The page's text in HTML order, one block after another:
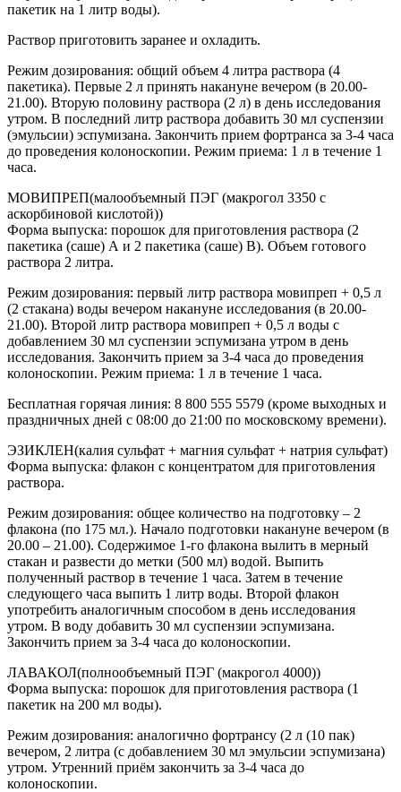
пакетик на 1 литр воды).
Раствор приготовить заранее и охладить.
Режим дозирования: общий объем 4 литра раствора (4
пакетика). Первые 2 л принять накануне вечером (в 20.00-
21.00). Вторую половину раствора (2 л) в день исследования
утром. В последний литр раствора добавить 30 мл суспензии
(эмульсии) эспумизана. Закончить прием фортранса за 3-4 часа
до проведения колоноскопии. Режим приема: 1 л в течение 1
часа.
МОВИПРЕП(малообъемный ПЭГ (макрогол 3350 с
аскорбиновой кислотой))
Форма выпуска: порошок для приготовления раствора (2
пакетика (саше) А и 2 пакетика (саше) В). Объем готового
раствора 2 литра.
Режим дозирования: первый литр раствора мовипреп + 0,5 л
(2 стакана) воды вечером накануне исследования (в 20.00-
21.00). Второй литр раствора мовипреп + 0,5 л воды с
добавлением 30 мл суспензии эспумизана утром в день
исследования. Закончить прием за 3-4 часа до проведения
колоноскопии. Режим приема: 1 л в течение 1 часа.
Бесплатная горячая линия: 8 800 555 5579 (кроме выходных и
праздничных дней с 08:00 до 21:00 по московскому времени).
ЭЗИКЛЕН(калия сульфат + магния сульфат + натрия сульфат)
Форма выпуска: флакон с концентратом для приготовления
раствора.
Режим дозирования: общее количество на подготовку – 2
флакона (по 175 мл.). Начало подготовки накануне вечером (в
20.00 – 21.00). Содержимое 1-го флакона вылить в мерный
стакан и развести до метки (500 мл) водой. Выпить
полученный раствор в течение 1 часа. Затем в течение
следующего часа выпить 1 литр воды. Второй флакон
употребить аналогичным способом в день исследования
утром. В воду добавить 30 мл суспензии эспумизана.
Закончить прием за 3-4 часа до колоноскопии.
ЛАВАКОЛ(полнообъемный ПЭГ (макрогол 4000))
Форма выпуска: порошок для приготовления раствора (1
пакетик на 200 мл воды).
Режим дозирования: аналогично фортрансу (2 л (10 пак)
вечером, 2 литра (с добавлением 30 мл эмульсии эспумизана)
утром. Утренний приём закончить за 3-4 часа до
колоноскопии.